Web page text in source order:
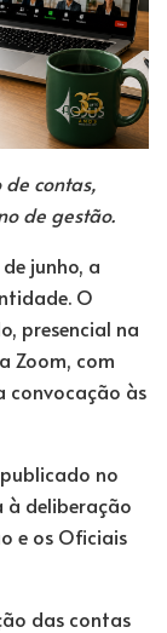
contas,
de gestão.
junho, a
O
presencial na
Zoom, com
convocação às
no
à deliberação
e os Oficiais
das contas